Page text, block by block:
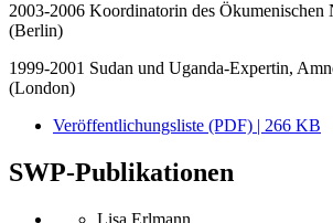
2003-2006 Koordinatorin des Ökumenischen
(Berlin)
1999-2001 Sudan und Uganda-Expertin,
(London)
Veröffentlichungsliste (PDF) | 266 KB
SWP-Publikationen